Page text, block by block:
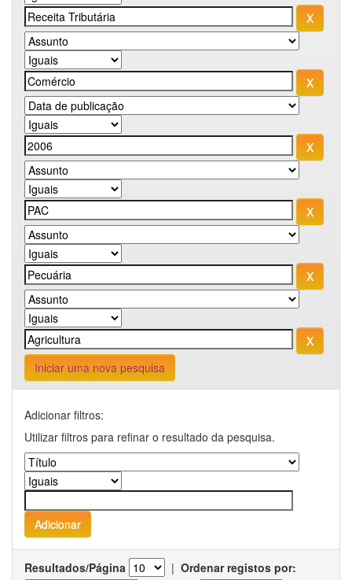
Iniciar uma nova pesquisa
Adicionar filtros:
Utilizar filtros para refinar o resultado da pesquisa.
Resultados/Página | Ordenar registos por: